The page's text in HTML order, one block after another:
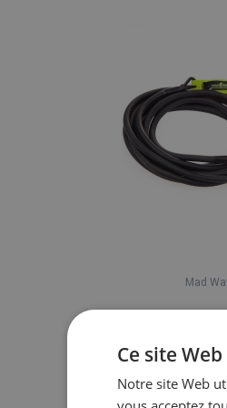
Mad
En
Ce site
Notre site Web